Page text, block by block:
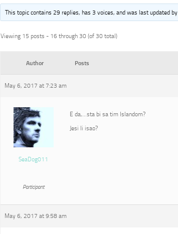
This topic contains 29 replies, has 3 voices, and was last updated by
Viewing 15 posts - 16 through 30 (of 30 total)
Author Posts
May 6, 2017 at 7:23 am
SeaDog011
Participant
E da,…sta bi sa tim Islandom?
Jesi li isao?
May 6, 2017 at 9:58 am